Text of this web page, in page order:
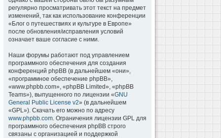
регулярно просматривать этот текст на предмет
изменений, так как использование конференции
«Блог о путешествиях и культуре в Европе»
после обновления/исправления условий
означает ваше согласие с ними.
Наши форумы работают под управлением
программного обеспечения для создания
конференций phpBB (в дальнейшем «они»,
«программное обеспечение phpBB»,
«www.phpbb.com», «phpBB Limited», «phpBB
Teams»), выпущенного по лицензии «GNU
General Public License v2» (в дальнейшем
«GPL»). Скачать его можно по адресу
www.phpbb.com. Ограничения лицензии GPL для
программного обеспечения phpBB строго
связаны с организацией и поддержкой